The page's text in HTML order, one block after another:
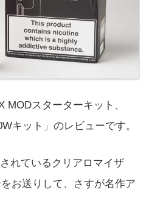
MODスターターキット、
キット」のレビューです。
れているクリアロマイザ
お送りして、さすが名作ア